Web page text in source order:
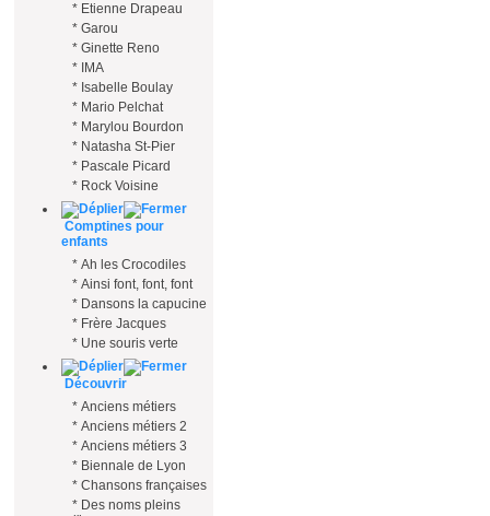
* Etienne Drapeau
* Garou
* Ginette Reno
* IMA
* Isabelle Boulay
* Mario Pelchat
* Marylou Bourdon
* Natasha St-Pier
* Pascale Picard
* Rock Voisine
Comptines pour
enfants
* Ah les Crocodiles
* Ainsi font, font, font
* Dansons la capucine
* Frère Jacques
* Une souris verte
Découvrir
* Anciens métiers
* Anciens métiers 2
* Anciens métiers 3
* Biennale de Lyon
* Chansons françaises
* Des noms pleins